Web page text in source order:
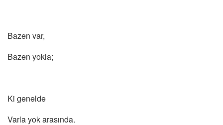
Bazen var,
Bazen yokla;
Ki genelde
Varla yok arasında.